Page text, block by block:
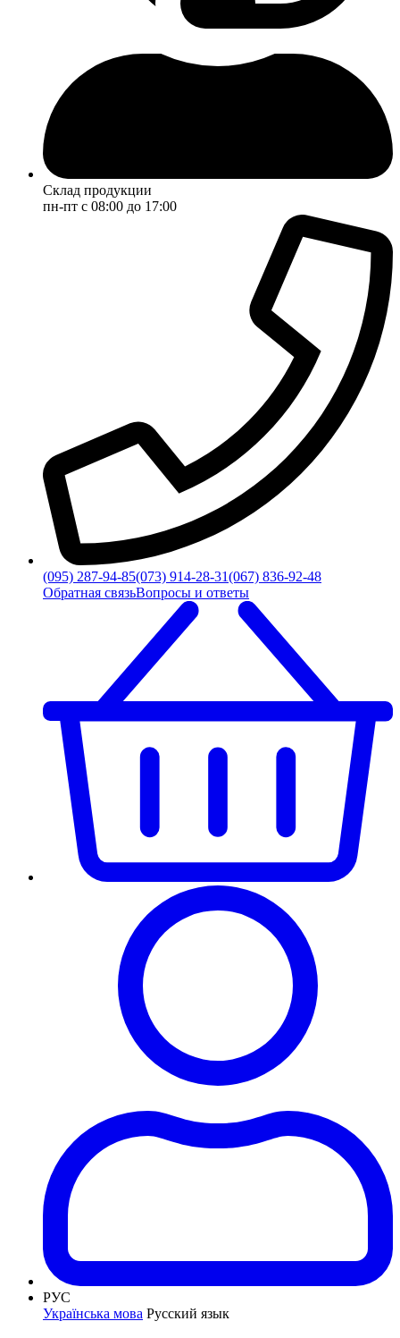
Склад продукции
пн-пт с 08:00 до 17:00
(095) 287-94-85(073) 914-28-31(067) 836-92-48
Обратная связьВопросы и ответы
РУС
Українська мова Русский язык